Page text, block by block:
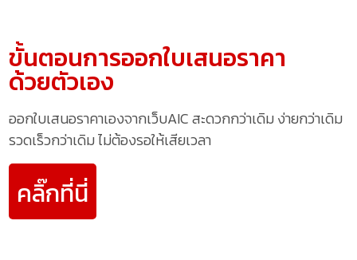
ขั้นตอนการออกใบเสนอราคา
ด้วยตัวเอง
ออกใบเสนอราคาเองจากเว็บAIC สะดวกกว่าเดิม ง่ายกว่าเดิม
รวดเร็วกว่าเดิม ไม่ต้องรอให้เสียเวลา
คลิ๊กที่นี่